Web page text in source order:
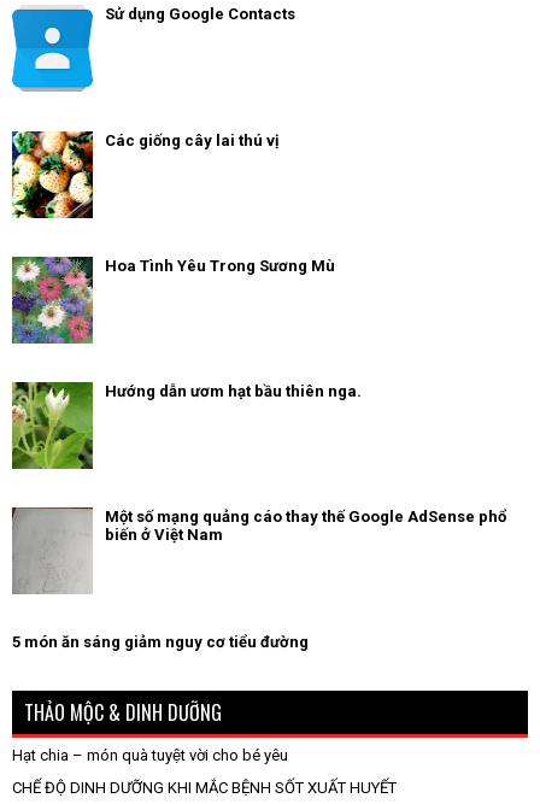
Sử dụng Google Contacts
Các giống cây lai thú vị
Hoa Tình Yêu Trong Sương Mù
Hướng dẫn ươm hạt bầu thiên nga.
Một số mạng quảng cáo thay thế Google AdSense phổ
biến ở Việt Nam
5 món ăn sáng giảm nguy cơ tiểu đường
THẢO MỘC & DINH DƯỠNG
Hạt chia – món quà tuyệt vời cho bé yêu
CHẾ ĐỘ DINH DƯỠNG KHI MẮC BỆNH SỐT XUẤT HUYẾT